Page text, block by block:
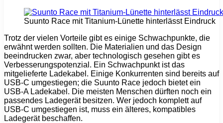
Suunto Race mit Titanium-Lünette hinterlässt Eindruck
Trotz der vielen Vorteile gibt es einige Schwachpunkte, die
erwähnt werden sollten. Die Materialien und das Design
beeindrucken zwar, aber technologisch gesehen gibt es
Verbesserungspotenzial. Ein Schwachpunkt ist das
mitgelieferte Ladekabel. Einige Konkurrenten sind bereits auf
USB-C umgestiegen; die Suunto Race jedoch bietet ein
USB-A Ladekabel. Die meisten Menschen dürften noch ein
passendes Ladegerät besitzen. Wer jedoch komplett auf
USB-C umgestiegen ist, muss ein älteres, kompatibles
Ladegerät beschaffen.